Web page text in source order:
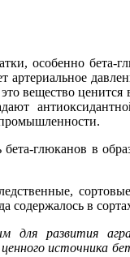
особенно
вещество
глюканов в
содержалось в
развития
источника